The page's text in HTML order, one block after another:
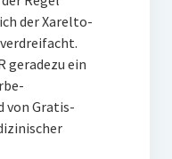
der Xarelto-
geradezu ein
von Gratis-